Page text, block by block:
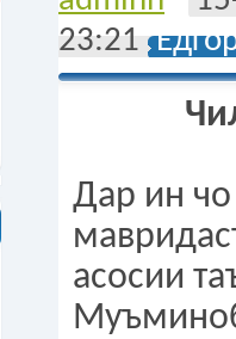
23:21
Дар ин чо
асосии